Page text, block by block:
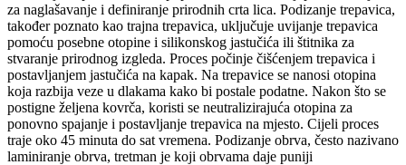
za naglašavanje i definiranje prirodnih crta lica. Podizanje trepavica,
također poznato kao trajna trepavica, uključuje uvijanje trepavica
pomoću posebne otopine i silikonskog jastučića ili štitnika za
stvaranje prirodnog izgleda. Proces počinje čišćenjem trepavica i
postavljanjem jastučića na kapak. Na trepavice se nanosi otopina
koja razbija veze u dlakama kako bi postale podatne. Nakon što se
postigne željena kovrča, koristi se neutralizirajuća otopina za
ponovno spajanje i postavljanje trepavica na mjesto. Cijeli proces
traje oko 45 minuta do sat vremena. Podizanje obrva, često nazivano
laminiranje obrva, tretman je koji obrvama daje puniji